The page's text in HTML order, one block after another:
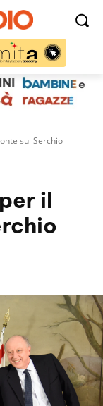
sul Serchio
il